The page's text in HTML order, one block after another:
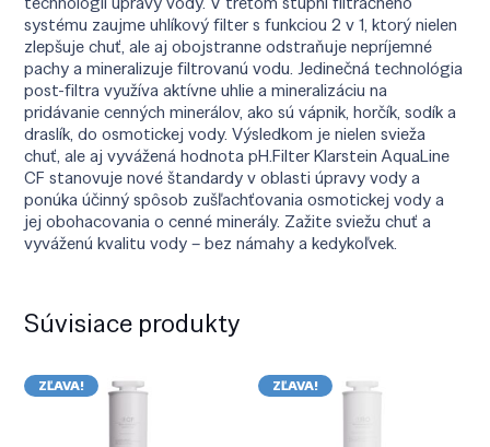
systému zaujme uhlíkový filter s funkciou 2 v 1, ktorý nielen
zlepšuje chuť, ale aj obojstranne odstraňuje nepríjemné
pachy a mineralizuje filtrovanú vodu. Jedinečná technológia
post-filtra využíva aktívne uhlie a mineralizáciu na
pridávanie cenných minerálov, ako sú vápnik, horčík, sodík a
draslík, do osmotickej vody. Výsledkom je nielen svieža
chuť, ale aj vyvážená hodnota pH.Filter Klarstein AquaLine
CF stanovuje nové štandardy v oblasti úpravy vody a
ponúka účinný spôsob zušľachťovania osmotickej vody a
jej obohacovania o cenné minerály. Zažite sviežu chuť a
vyváženú kvalitu vody – bez námahy a kedykoľvek.
Súvisiace produkty
ZĽAVA! ZĽAVA!